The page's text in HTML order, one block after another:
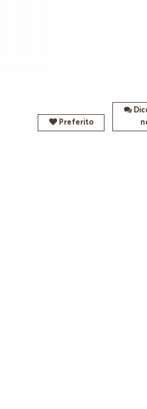
Preferito